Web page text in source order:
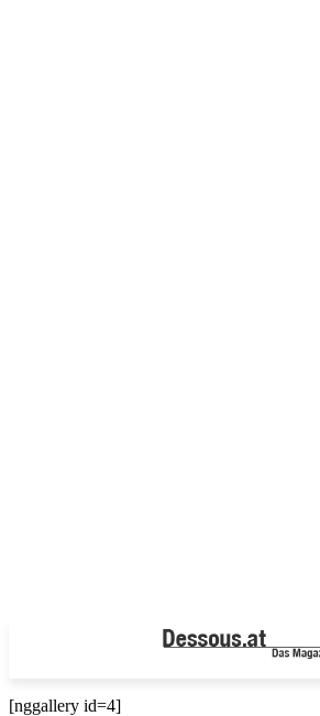
[nggallery id=4]